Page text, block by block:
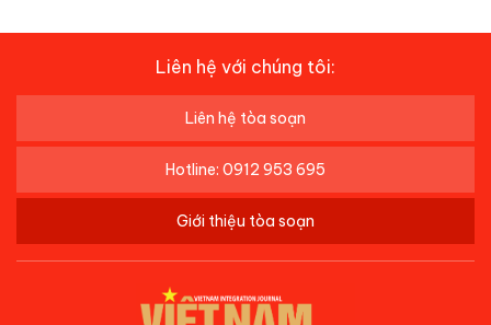
Liên hệ với chúng tôi:
Liên hệ tòa soạn
Hotline: 0912 953 695
Giới thiệu tòa soạn